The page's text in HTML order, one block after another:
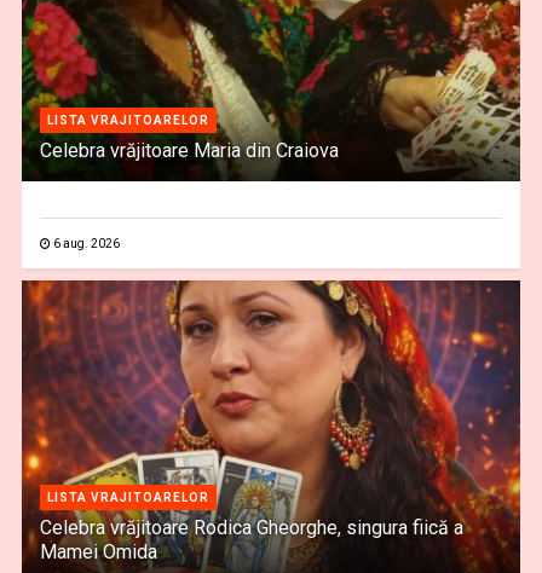
LISTA VRAJITOARELOR
Celebra vrăjitoare Maria din Craiova
6 aug. 2026
LISTA VRAJITOARELOR
Celebra vrăjitoare Rodica Gheorghe, singura fiică a
Mamei Omida